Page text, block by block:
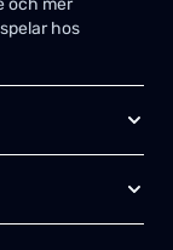
hos